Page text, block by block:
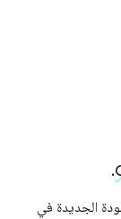
الجديدة في